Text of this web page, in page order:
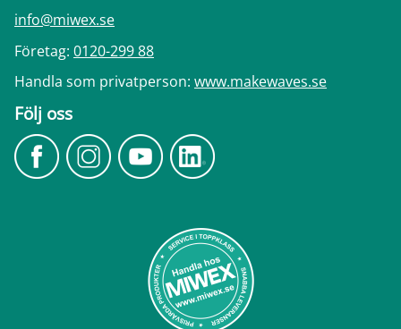
info@miwex.se
Företag: 0120-299 88
Handla som privatperson: www.makewaves.se
Följ oss